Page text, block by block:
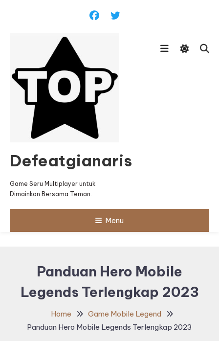
Defeatgianaris
Game Seru Multiplayer untuk
Dimainkan Bersama Teman.
Menu
Panduan Hero Mobile
Legends Terlengkap 2023
Home
Game Mobile Legend
Panduan Hero Mobile Legends Terlengkap 2023